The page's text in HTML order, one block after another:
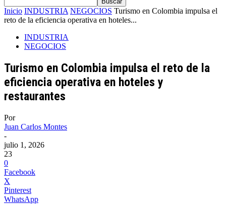
Inicio INDUSTRIA NEGOCIOS Turismo en Colombia impulsa el
reto de la eficiencia operativa en hoteles...
INDUSTRIA
NEGOCIOS
Turismo en Colombia impulsa el reto de la
eficiencia operativa en hoteles y
restaurantes
Por
Juan Carlos Montes
-
julio 1, 2026
23
0
Facebook
X
Pinterest
WhatsApp